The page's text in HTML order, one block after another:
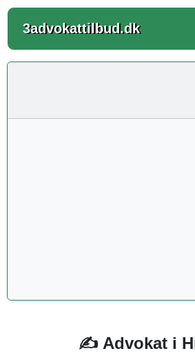
3advokattilbud.dk
✍️ Advokat i